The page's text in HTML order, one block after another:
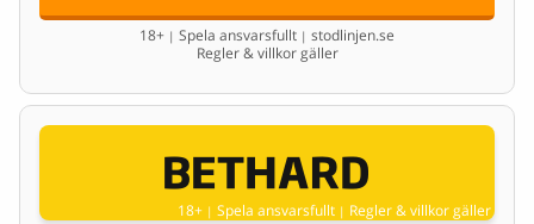
18+ | Spela ansvarsfullt | stodlinjen.se
Regler & villkor gäller
18+ | Spela ansvarsfullt | Regler & villkor gäller